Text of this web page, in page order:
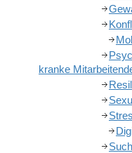
kranke